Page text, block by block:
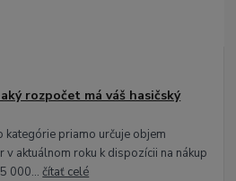
rozpočet má váš hasičský
kategórie priamo určuje objem
aktuálnom roku k dispozícii na nákup
000...čítať celé